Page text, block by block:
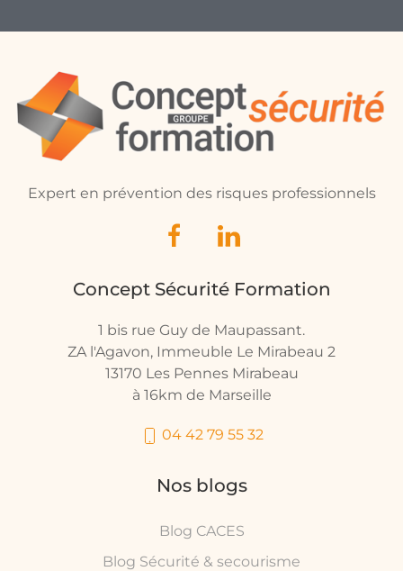
Expert en prévention des risques professionnels
Concept Sécurité Formation
1 bis rue Guy de Maupassant.
ZA l'Agavon, Immeuble Le Mirabeau 2
13170 Les Pennes Mirabeau
à 16km de Marseille
04 42 79 55 32
Nos blogs
Blog CACES
Blog Sécurité & secourisme